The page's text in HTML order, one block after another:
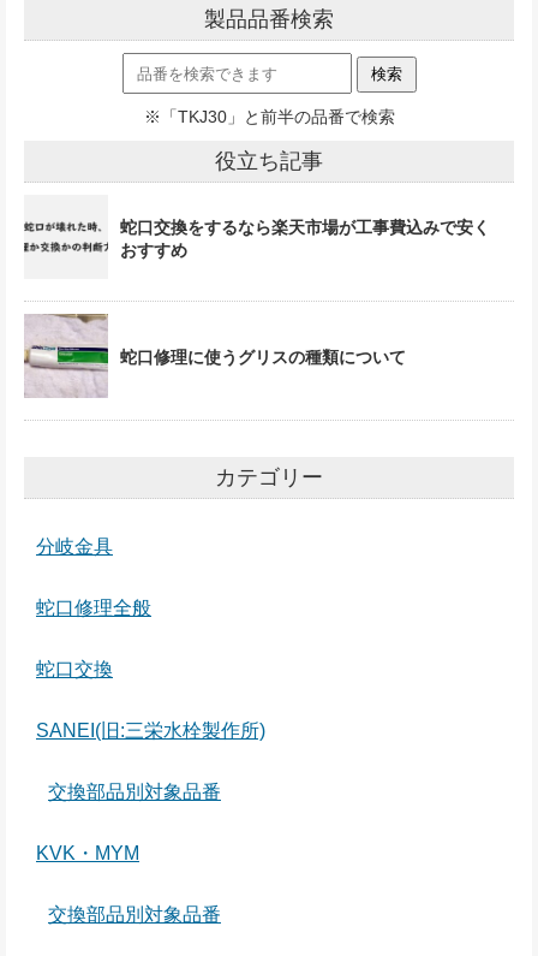
製品品番検索
※「TKJ30」と前半の品番で検索
役立ち記事
蛇口交換をするなら楽天市場が工事費込みで安く
おすすめ
蛇口修理に使うグリスの種類について
カテゴリー
分岐金具
蛇口修理全般
蛇口交換
SANEI(旧:三栄水栓製作所)
交換部品別対象品番
KVK・MYM
交換部品別対象品番